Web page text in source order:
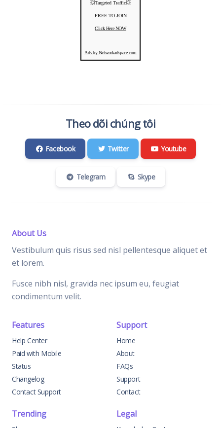
💥Targeted Traffic💥
FREE TO JOIN
Click Here NOW
Ads by Networkadspace.com
Theo dõi chúng tôi
Facebook Twitter Youtube
Telegram Skype
About Us
Vestibulum quis risus sed nisl pellentesque aliquet et
et lorem.
Fusce nibh nisl, gravida nec ipsum eu, feugiat
condimentum velit.
Features
Help Center
Paid with Mobile
Status
Changelog
Contact Support
Support
Home
About
FAQs
Support
Contact
Trending Legal